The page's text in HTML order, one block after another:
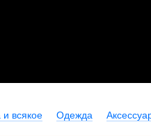
и всякое Одежда